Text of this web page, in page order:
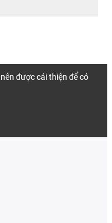
được cải thiện để có